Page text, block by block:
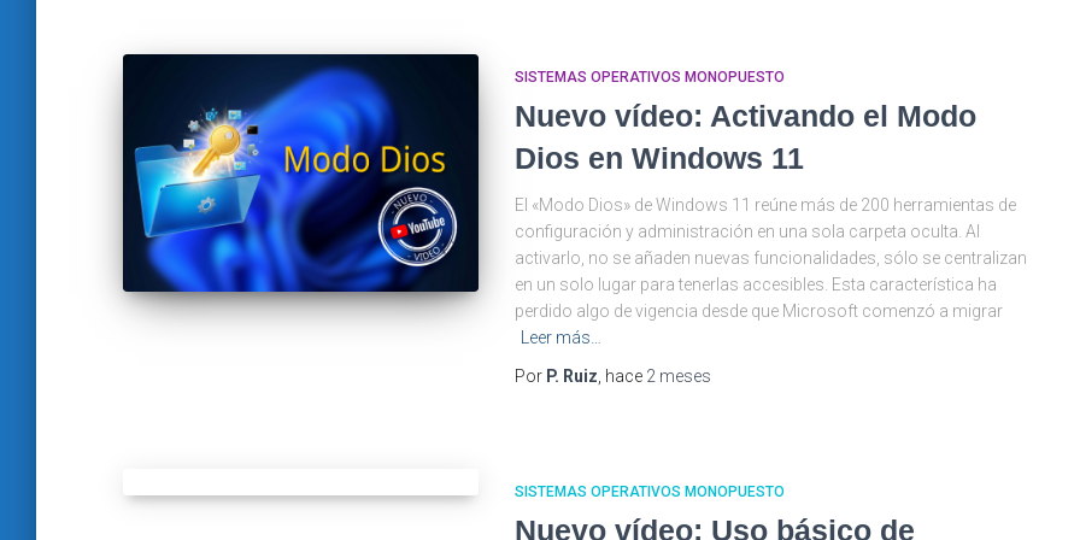
SISTEMAS OPERATIVOS MONOPUESTO
Nuevo vídeo: Activando el Modo
Dios en Windows 11
El «Modo Dios» de Windows 11 reúne más de 200 herramientas de
configuración y administración en una sola carpeta oculta. Al
activarlo, no se añaden nuevas funcionalidades, sólo se centralizan
en un solo lugar para tenerlas accesibles. Esta característica ha
perdido algo de vigencia desde que Microsoft comenzó a migrar
Leer más…
Por P. Ruiz , hace 2 meses
SISTEMAS OPERATIVOS MONOPUESTO
Nuevo vídeo: Uso básico de